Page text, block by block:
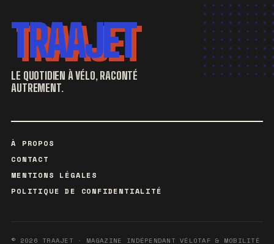
TRAAJET
LE QUOTIDIEN À VÉLO, RACONTÉ
AUTREMENT.
À PROPOS
CONTACT
MENTIONS LÉGALES
POLITIQUE DE CONFIDENTIALITÉ
© 2026 TRAAJET · MAGAZINE INDÉPENDANT VÉLOTAF & MOBILITÉ